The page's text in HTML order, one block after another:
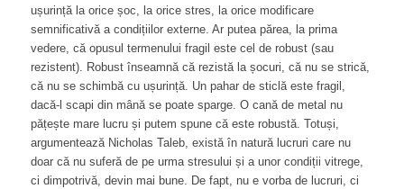
ușurință la orice șoc, la orice stres, la orice modificare
semnificativă a condițiilor externe. Ar putea părea, la prima
vedere, că opusul termenului fragil este cel de robust (sau
rezistent). Robust înseamnă că rezistă la șocuri, că nu se strică,
că nu se schimbă cu ușurință. Un pahar de sticlă este fragil,
dacă-l scapi din mână se poate sparge. O cană de metal nu
pățește mare lucru și putem spune că este robustă. Totuși,
argumentează Nicholas Taleb, există în natură lucruri care nu
doar că nu suferă de pe urma stresului și a unor condiții vitrege,
ci dimpotrivă, devin mai bune. De fapt, nu e vorba de lucruri, ci